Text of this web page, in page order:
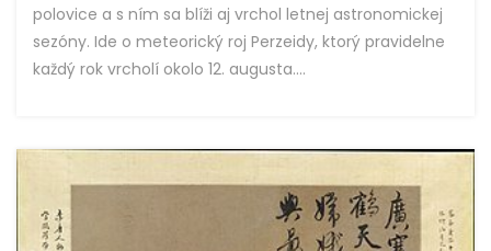
polovice a s ním sa blíži aj vrchol letnej astronomickej
sezóny. Ide o meteorický roj Perzeidy, ktorý pravidelne
každý rok vrcholí okolo 12. augusta....